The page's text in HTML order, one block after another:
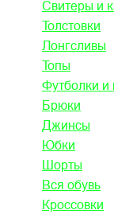
Свитеры и
Толстовки
Лонгсливы
Топы
Футболки и
Брюки
Джинсы
Юбки
Шорты
Вся обувь
Кроссовки